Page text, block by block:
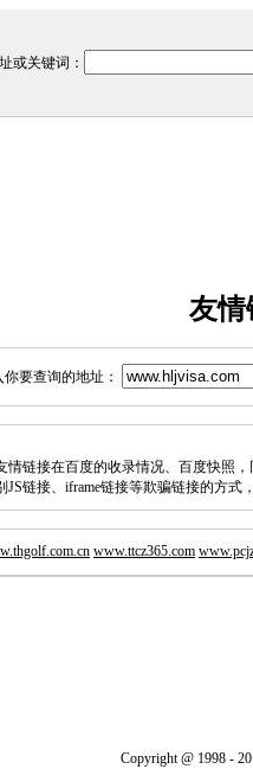
或关键词：
友情
你要查询的地址：
情链接在百度的收录情况、百度快照
JS链接、iframe链接等欺骗链接的方式
www.ttcz365.com
Copyright @ 1998 -